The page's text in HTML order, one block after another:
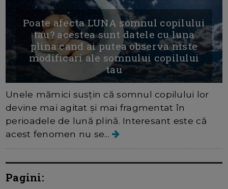
Poate afecta LUNA somnul copilului
tau? acestea sunt datele cu luna
plina cand ai putea observa niste
modificari ale somnului copilului
tau
Unele mămici susțin că somnul copilului lor
devine mai agitat și mai fragmentat în
perioadele de lună plină. Interesant este că
acest fenomen nu se...
Pagini: